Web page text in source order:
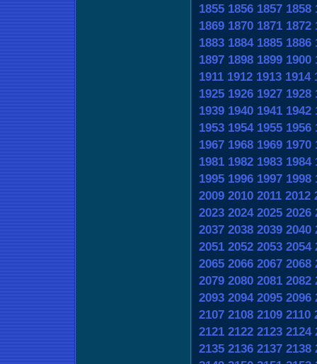
1855 1856 1857 1858
1869 1870 1871 1872
1883 1884 1885 1886
1897 1898 1899 1900
1911 1912 1913 1914
1925 1926 1927 1928
1939 1940 1941 1942
1953 1954 1955 1956
1967 1968 1969 1970
1981 1982 1983 1984
1995 1996 1997 1998
2009 2010 2011 2012
2023 2024 2025 2026
2037 2038 2039 2040
2051 2052 2053 2054
2065 2066 2067 2068
2079 2080 2081 2082
2093 2094 2095 2096
2107 2108 2109 2110
2121 2122 2123 2124
2135 2136 2137 2138